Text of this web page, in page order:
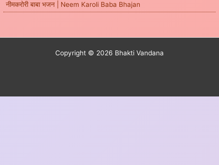
नीमकरोरी बाबा भजन | Neem Karoli Baba Bhajan
Copyright © 2026 Bhakti Vandana